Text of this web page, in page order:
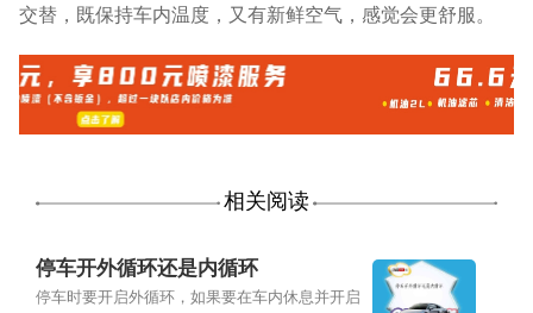
交替，既保持车内温度，又有新鲜空气，感觉会更舒服。
相关阅读
停车开外循环还是内循环
停车时要开启外循环，如果要在车内休息并开启